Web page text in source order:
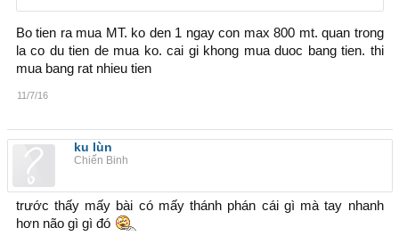
Bo tien ra mua MT. ko den 1 ngay con max 800 mt. quan trong
la co du tien de mua ko. cai gi khong mua duoc bang tien. thi
mua bang rat nhieu tien
11/7/16
ku lùn
Chiến Binh
trước thấy mấy bài có mấy thánh phán cái gì mà tay nhanh
hơn não gì gì đó